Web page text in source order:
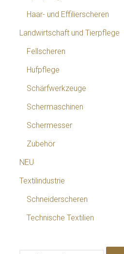
Haar- und Effilierscheren
Landwirtschaft und Tierpflege
Fellscheren
Hufpflege
Schärfwerkzeuge
Schermaschinen
Schermesser
Zubehör
NEU
Textilindustrie
Schneiderscheren
Technische Textilien